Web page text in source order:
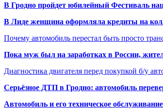
В Гродно пройдет юбилейный Фестиваль
В Лиде женщина оформляла кредиты на
Почему автомобиль перестал быть просто
Пока муж был на заработках в России,
Диагностика двигателя перед покупкой б/у
Серьёзное ДТП в Гродно: автомобиль
Автомобиль и его техническое